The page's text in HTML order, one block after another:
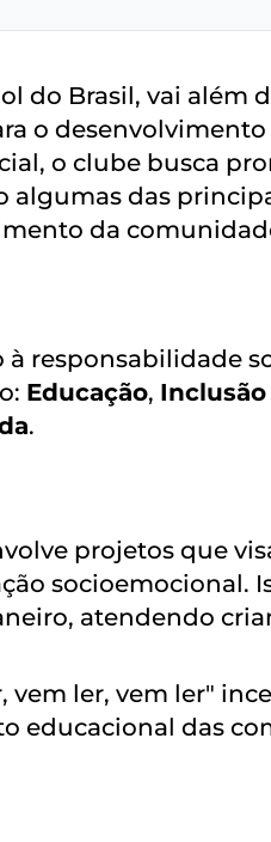
do Brasil, vai além
o
o clube busca
algumas das
da
responsabilidade
Educação, Inclusão
.
projetos que
socioemocional.
atendendo
vem ler, vem ler"
educacional das